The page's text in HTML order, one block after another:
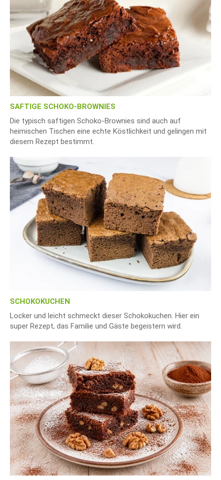
SAFTIGE SCHOKO-BROWNIES
Die typisch saftigen Schoko-Brownies sind auch auf
heimischen Tischen eine echte Köstlichkeit und gelingen mit
diesem Rezept bestimmt.
SCHOKOKUCHEN
Locker und leicht schmeckt dieser Schokokuchen. Hier ein
super Rezept, das Familie und Gäste begeistern wird.